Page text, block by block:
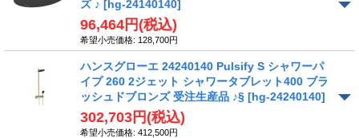
ズ ♪ [hg-24140140]
96,464円 (税込)
希望小売価格: 128,700円
ハンスグローエ 24240140 Pulsify S シャワーパ
イプ 260 2ジェット シャワータブレット400 ブラ
ッシュドブロンズ 受注生産品 ♪§ [hg-24240140]
302,703円 (税込)
希望小売価格: 412,500円